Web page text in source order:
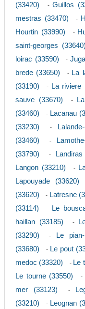
(33420)
-Guillos
mestras (33470)
-
Hourtin (33990) -
saint-georges (33640)
loirac (33590)
-
brede (33650)
- La
(33190)
- La riviere
sauve (33670)
-
(33460)
- Lacanau
(33230)
-
(33460)
-
(33790)
-
Langon (33210) -
Lapouyade (33620)
(33620)
- Latresne
(33114)
- Le
haillan (33185)
-
(33290)
- Le
(33680)
- Le pout
medoc (33320)
- Le
Le tourne (33550) -
mer (33123)
-
(33210)
- Leognan